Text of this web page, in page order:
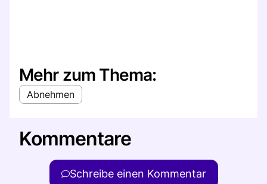
Mehr zum Thema:
Abnehmen
Kommentare
Schreibe einen Kommentar